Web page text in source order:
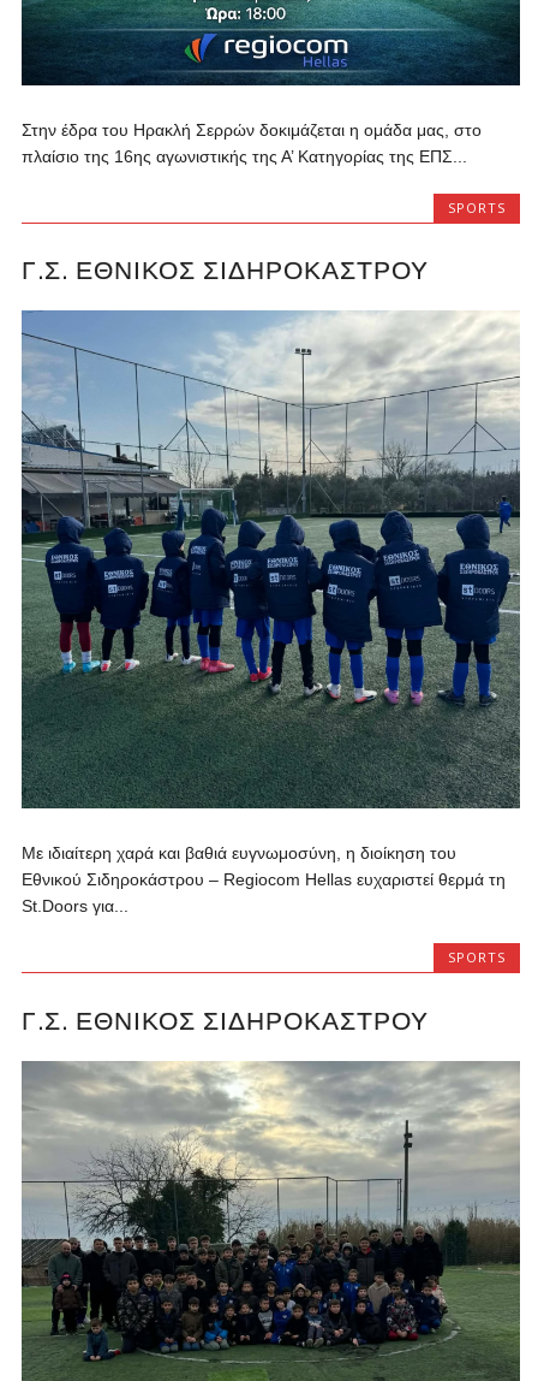
Στην έδρα του Ηρακλή Σερρών δοκιμάζεται η ομάδα μας, στο
πλαίσιο της 16ης αγωνιστικής της Α’ Κατηγορίας της ΕΠΣ...
SPORTS
Γ.Σ. ΕΘΝΙΚΌΣ ΣΙΔΗΡΟΚΆΣΤΡΟΥ
Με ιδιαίτερη χαρά και βαθιά ευγνωμοσύνη, η διοίκηση του
Εθνικού Σιδηροκάστρου – Regiocom Hellas ευχαριστεί θερμά τη
St.Doors για...
SPORTS
Γ.Σ. ΕΘΝΙΚΌΣ ΣΙΔΗΡΟΚΆΣΤΡΟΥ